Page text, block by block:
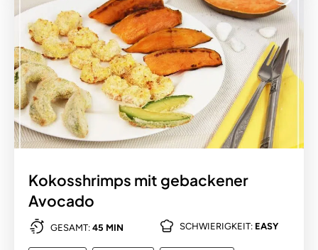
Kokosshrimps mit gebackener
Avocado
GESAMT: 45 MIN SCHWIERIGKEIT: EASY